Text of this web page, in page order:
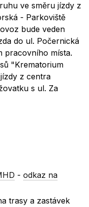
ve směru jízdy z
- Parkoviště
bude veden
do ul. Počernická
pracovního místa.
"Krematorium
z centra
s ul. Za
-odkaz na
trasy a zastávek